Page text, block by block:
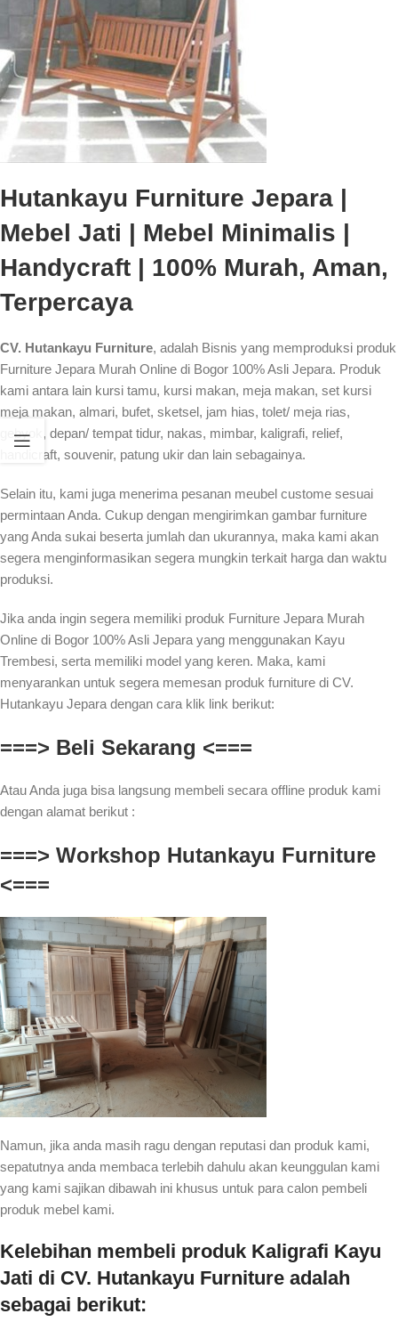
Hutankayu Furniture Jepara |
Mebel Jati | Mebel Minimalis |
Handycraft | 100% Murah, Aman,
Terpercaya
CV. Hutankayu Furniture, adalah Bisnis yang memproduksi produk
Furniture Jepara Murah Online di Bogor 100% Asli Jepara. Produk
kami antara lain kursi tamu, kursi makan, meja makan, set kursi
meja makan, almari, bufet, sketsel, jam hias, tolet/ meja rias,
gebyok, depan/ tempat tidur, nakas, mimbar, kaligrafi, relief,
handicraft, souvenir, patung ukir dan lain sebagainya.
Selain itu, kami juga menerima pesanan meubel custome sesuai
permintaan Anda. Cukup dengan mengirimkan gambar furniture
yang Anda sukai beserta jumlah dan ukurannya, maka kami akan
segera menginformasikan segera mungkin terkait harga dan waktu
produksi.
Jika anda ingin segera memiliki produk Furniture Jepara Murah
Online di Bogor 100% Asli Jepara yang menggunakan Kayu
Trembesi, serta memiliki model yang keren. Maka, kami
menyarankan untuk segera memesan produk furniture di CV.
Hutankayu Jepara dengan cara klik link berikut:
===> Beli Sekarang <===
Atau Anda juga bisa langsung membeli secara offline produk kami
dengan alamat berikut :
===> Workshop Hutankayu Furniture
<===
Namun, jika anda masih ragu dengan reputasi dan produk kami,
sepatutnya anda membaca terlebih dahulu akan keunggulan kami
yang kami sajikan dibawah ini khusus untuk para calon pembeli
produk mebel kami.
Kelebihan membeli produk Kaligrafi Kayu
Jati di CV. Hutankayu Furniture adalah
sebagai berikut: